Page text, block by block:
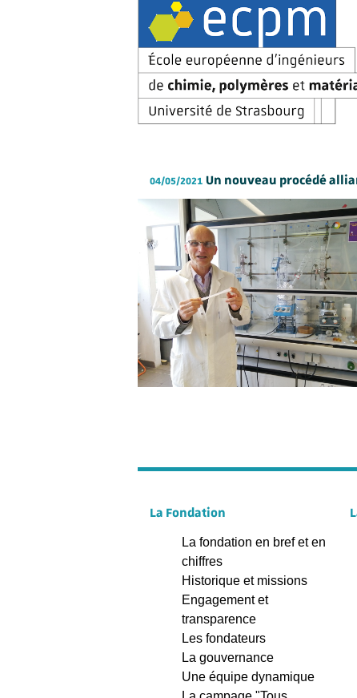
04/05/2021 Un nouveau procédé
La Fondation
La fondation en bref et en
chiffres
Historique et missions
Engagement et
transparence
Les fondateurs
La gouvernance
Une équipe dynamique